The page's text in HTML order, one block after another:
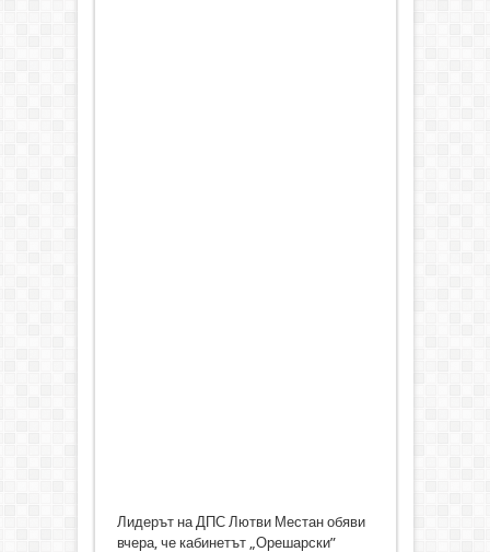
Лидерът на ДПС Лютви Местан обяви
вчера, че кабинетът „Орешарски”